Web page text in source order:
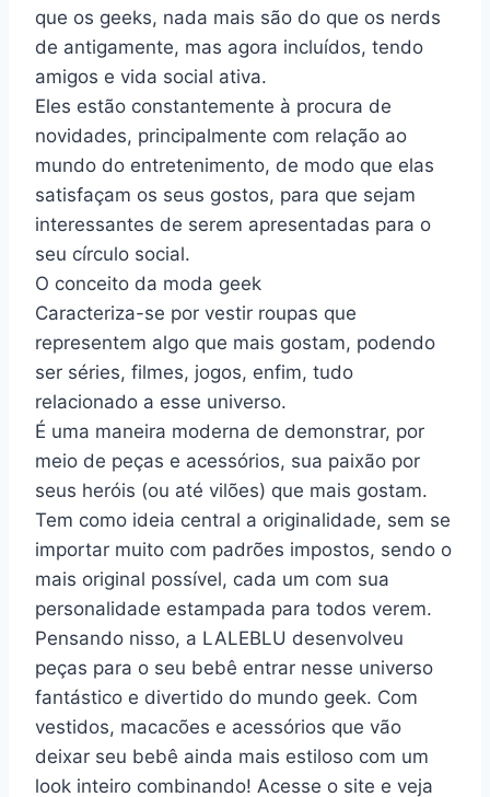
que os geeks, nada mais são do que os nerds
de antigamente, mas agora incluídos, tendo
amigos e vida social ativa.
Eles estão constantemente à procura de
novidades, principalmente com relação ao
mundo do entretenimento, de modo que elas
satisfaçam os seus gostos, para que sejam
interessantes de serem apresentadas para o
seu círculo social.
O conceito da moda geek
Caracteriza-se por vestir roupas que
representem algo que mais gostam, podendo
ser séries, filmes, jogos, enfim, tudo
relacionado a esse universo.
É uma maneira moderna de demonstrar, por
meio de peças e acessórios, sua paixão por
seus heróis (ou até vilões) que mais gostam.
Tem como ideia central a originalidade, sem se
importar muito com padrões impostos, sendo o
mais original possível, cada um com sua
personalidade estampada para todos verem.
Pensando nisso, a LALEBLU desenvolveu
peças para o seu bebê entrar nesse universo
fantástico e divertido do mundo geek. Com
vestidos, macacões e acessórios que vão
deixar seu bebê ainda mais estiloso com um
look inteiro combinando! Acesse o site e veja